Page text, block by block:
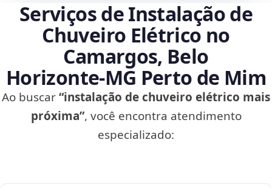
Serviços de Instalação de
Chuveiro Elétrico no
Camargos, Belo
Horizonte‑MG Perto de Mim
Ao buscar“instalação de chuveiro elétrico mais
próxima”, você encontra atendimento
especializado: